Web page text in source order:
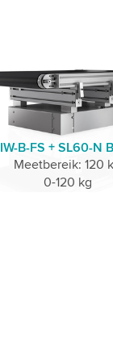
IW-B-FS + SL60-N
Meetbereik: 120
0-120 kg